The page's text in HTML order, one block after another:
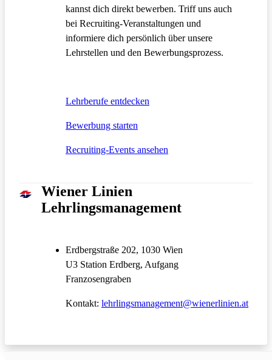
kannst dich direkt bewerben. Triff uns auch
bei Recruiting-Veranstaltungen Öffnet in einem neuen
und
informiere dich persönlich über unsere
Lehrstellen und den BewerbungsprozessÖffnet in
.
Lehrberufe entdecken
Bewerbung starten
Recruiting-Events ansehen
Wiener Linien
Lehrlingsmanagement
Erdbergstraße 202, 1030 Wien
U3 Station Erdberg, Aufgang
Franzosengraben
Kontakt: lehrlingsmanagement@wienerlinien.at